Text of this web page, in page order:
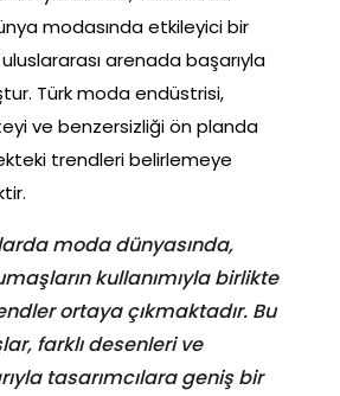
modasında etkileyici bir
arenada başarıyla
Türk moda endüstrisi,
ve benzersizliği ön planda
trendleri belirlemeye
moda dünyasında,
kullanımıyla birlikte
ortaya çıkmaktadır. Bu
farklı desenleri ve
tasarımcılara geniş bir